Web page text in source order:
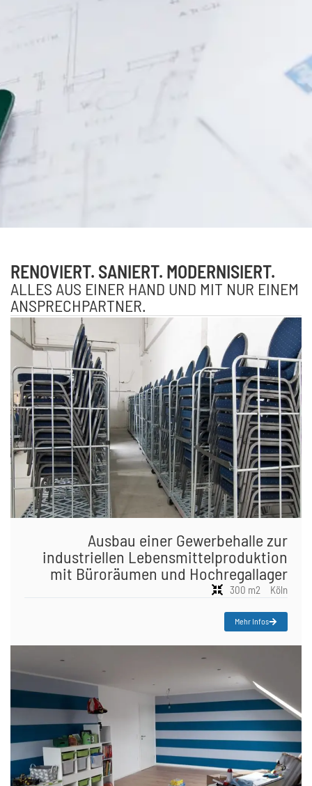
RENOVIERT. SANIERT. MODERNISIERT.
ALLES AUS EINER HAND UND MIT NUR EINEM
ANSPRECHPARTNER.
Ausbau einer Gewerbehalle zur
industriellen Lebensmittelproduktion
mit Büroräumen und Hochregallager
300 m2 Köln
Mehr Infos